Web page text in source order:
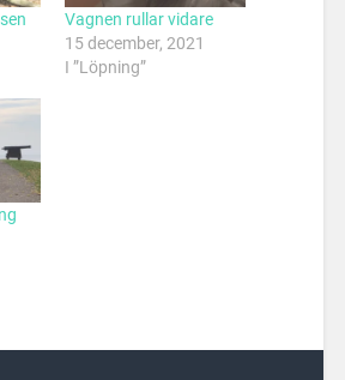
Vagnen rullar vidare
15 december, 2021
I ”Löpning”